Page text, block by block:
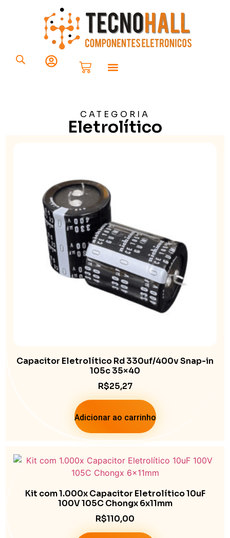
CATEGORIA
Eletrolítico
Capacitor Eletrolítico Rd 330uf/400v Snap-in
105c 35×40
R$25,27
Adicionar ao carrinho
Kit com 1.000x Capacitor Eletrolítico 10uF
100V 105C Chongx 6x11mm
R$110,00